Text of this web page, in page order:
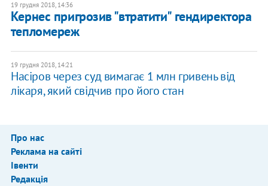
19 грудня 2018, 14:36
Кернес пригрозив "втратити" гендиректора
тепломереж
19 грудня 2018, 14:21
Насіров через суд вимагає 1 млн гривень від
лікаря, який свідчив про його стан
Про нас
Реклама на сайті
Івенти
Редакція